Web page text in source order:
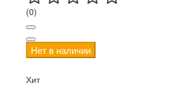
(0)
Нет в наличии
Хит